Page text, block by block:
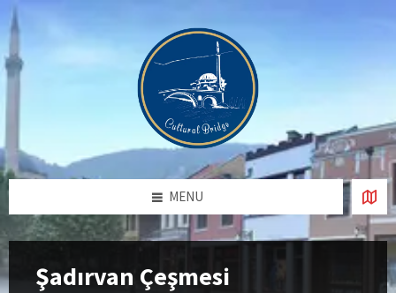
Skip
to
content
Skip
to
left
sidebar
Skip
to
right
sidebar
Skip
to
footer
MENU
Şadırvan Çeşmesi